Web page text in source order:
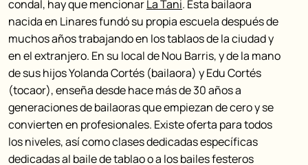
condal, hay que mencionarLa Tani. Esta bailaora
nacida en Linares fundó su propia escuela después de
muchos años trabajando en los tablaos de la ciudad y
en el extranjero. En su local de Nou Barris, y de la mano
de sus hijos Yolanda Cortés (bailaora) y Edu Cortés
(tocaor), enseña desde hace más de 30 años a
generaciones de bailaoras que empiezan de cero y se
convierten en profesionales. Existe oferta para todos
los niveles, así como clases dedicadas específicas
dedicadas al baile de tablao o a los bailes festeros